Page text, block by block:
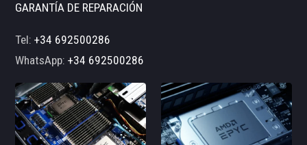
GARANTÍA DE REPARACIÓN
Tel:+34 692500286
WhatsApp:+34 692500286